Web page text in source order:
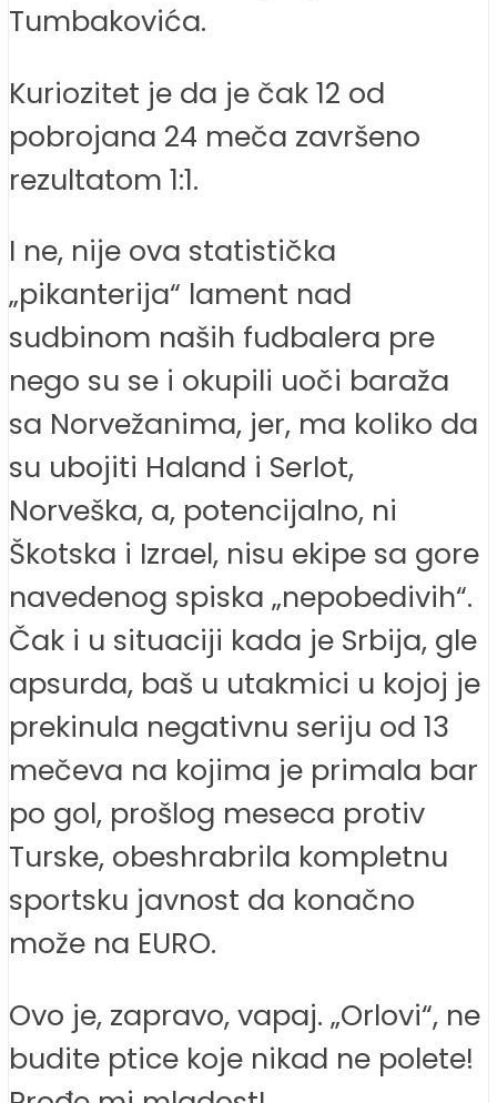
Tumbakovića.
Kuriozitet je da je čak 12 od
pobrojana 24 meča završeno
rezultatom 1:1.
I ne, nije ova statistička
„pikanterija“ lament nad
sudbinom naših fudbalera pre
nego su se i okupili uoči baraža
sa Norvežanima, jer, ma koliko da
su ubojiti Haland i Serlot,
Norveška, a, potencijalno, ni
Škotska i Izrael, nisu ekipe sa gore
navedenog spiska „nepobedivih“.
Čak i u situaciji kada je Srbija, gle
apsurda, baš u utakmici u kojoj je
prekinula negativnu seriju od 13
mečeva na kojima je primala bar
po gol, prošlog meseca protiv
Turske, obeshrabrila kompletnu
sportsku javnost da konačno
može na EURO.
Ovo je, zapravo, vapaj. „Orlovi“, ne
budite ptice koje nikad ne polete!